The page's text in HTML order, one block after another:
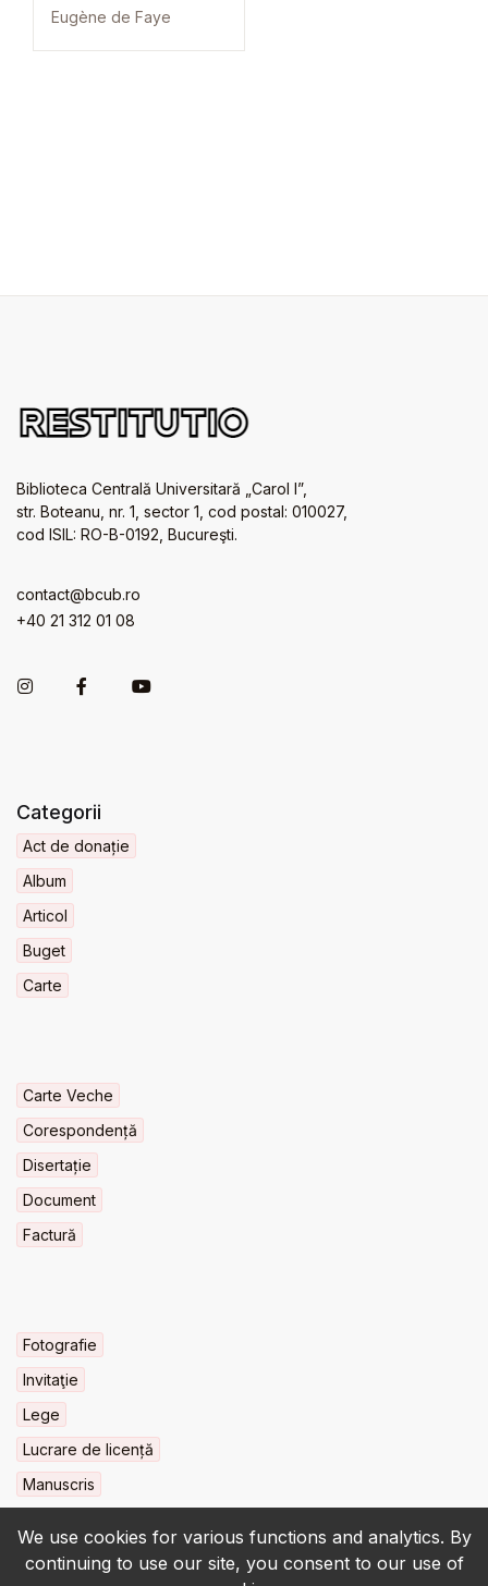
We use cookies for various functions and analytics. By
continuing to use our site, you consent to our use of
Eugène de Faye
Biblioteca Centrală Universitară „Carol I”,
str. Boteanu, nr. 1, sector 1, cod postal: 010027,
cod ISIL: RO-B-0192, Bucureşti.
contact@bcub.ro
+40 21 312 01 08
Categorii
Act de donație
Album
Articol
Buget
Carte
Carte Veche
Corespondență
Disertație
Document
Factură
Fotografie
Invitaţie
Lege
Lucrare de licență
Manuscris